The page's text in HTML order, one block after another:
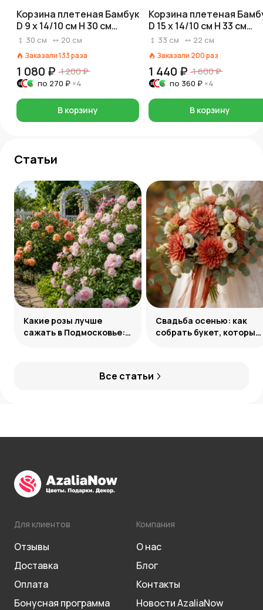
Корзина плетеная Бамбук
D 9 x 14/10 см H 30 см
Белый
30 см 20 см
Заказали133раза
1 080 ₽ 1 200 ₽
по 270 ₽ ×4
В корзину
Корзина плетеная
D 15 x 14/10 см H 33 см
Натуральный
33 см 22 см
Заказали 200раз
1 440 ₽ 1 600 ₽
по 360 ₽ ×4
В корзину
Статьи
Все статьи
Какие розы лучше
сажать в Подмосковье:
Свадьба осенью: как
собрать букет, который
Для клиентов
Отзывы
Доставка
Оплата
Бонусная программа
Компания
О нас
Блог
Контакты
Новости AzaliaNow